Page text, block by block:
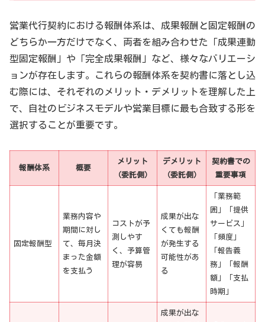
営業代行契約における報酬体系は、成果報酬と固定報酬の
どちらか一方だけでなく、両者を組み合わせた「成果連動
型固定報酬」や「完全成果報酬」など、様々なバリエーシ
ョンが存在します。これらの報酬体系を契約書に落とし込
む際には、それぞれのメリット・デメリットを理解した上
で、自社のビジネスモデルや営業目標に最も合致する形を
選択することが重要です。
報酬体系 概要
メリット
（委託側）
デメリット
（委託側）
契約書での
重要事項
固定報酬型
業務内容や
期間に対し
て、毎月決
まった金額
を支払う
コストが予
測しやす
く、予算管
理が容易
成果が出な
くても報酬
が発生する
可能性があ
る
「業務範
囲」「提供
サービス」
「頻度」
「報告義
務」「報酬
額」「支払
時期」
成果が出な